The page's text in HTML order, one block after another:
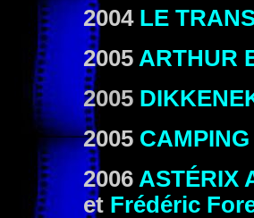
2004 LE
2005 ARTHUR
2005
2005 CAMPING
2006 ASTÉRIX
et Frédéric